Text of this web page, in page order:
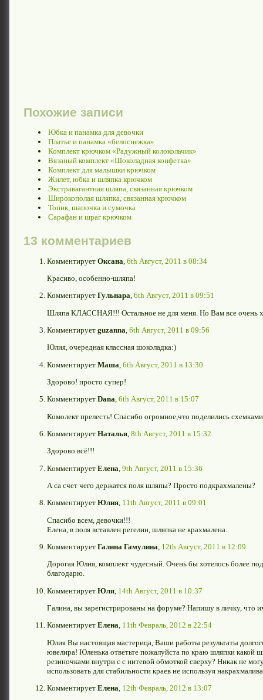
Похожие записи
Юбка и панамка для девочки
Платье и панамка «белоснежка»
Комплект крючком «Радужный колокольчик»
Вязаный комплект «Шоколадная конфетка»
Комплект для малышки крючком
Жилет, юбка и шляпка крючком
Экстравагантная шляпа, связанная крючком
Широкополая шляпка, связанная крючком
Топик, шапочка и сумочка
Сарафан и шраг крючком
13 комментариев
Комментирует Оксана 6th Август, 2011 в 08:34
Красиво, особенно-шляпа!
Комментирует Гульнара, 6th Август, 2011 в 09:51
Шляпа КЛАССНАЯ!!! Остальное не для меня. Но Вам все очень
Комментирует guzanna 6th Август, 2011 в 09:56
Юлия, очередная классная шоколадка:)
Комментирует Маша 6th Август, 2011 в 13:30
Здорово! просто супер!
Комментирует Dana, 6th Август, 2011 в 15:07
Комолект прелесть! Спасибо огромное,что поделились
Комментирует Наталья 8th Август, 2011 в 15:32
Здорово всё!!!
Комментирует Елена 9th Август, 2011 в 15:36
А са счет чего держатся поля шляпы? Просто подкрахмалены?
Комментирует Юлия, 11th Август, 2011 в 09:01
Спасибо всем, девочки!!!
Елена, в поля вставлен регелин, шляпка не крахмалена.
Комментирует Галина Гамулина 12th Август, 2011 в 12:09
Дорогая Юлия, комплект чудесный. Очень бы хотелось более
благодарю.
Комментирует Юля 14th Август, 2011 в 10:37
Галина, вы зарегистрированы на форуме? Напишу в личку, что
Комментирует Елена, 11th Февраль, 2012 в 22:54
Юлия Вы настоящая мастерица, Ваши работы результаты
ювелира! Юленька ответьте пожалуйста по краю шляпки какой
резиночками внутри с с нитевой обмоткой сверху? Никак не
использовать для стабильности краев не используя
Комментирует Елена 12th Февраль, 2012 в 13:07